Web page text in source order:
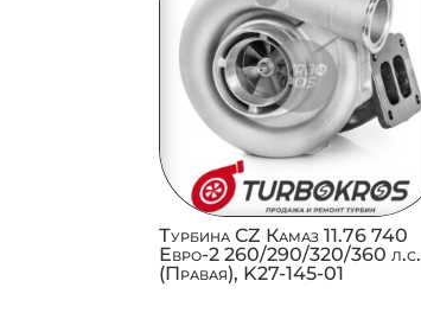
Турбина CZ Камаз 11.76 740
Евро-2 260/290/320/360 л.с.
(Правая), K27-145-01